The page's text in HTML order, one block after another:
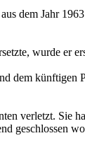
dem Jahr
wurde er
dem künftigen
verletzt. Sie
geschlossen